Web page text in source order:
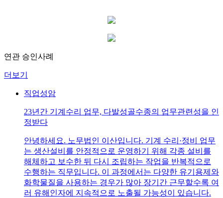
연관 승인사례
더보기
직업성암
23년간 기계수리 업무, 다발성골수종의 업무관련성을 인
정받다
안녕하세요. 노무법인 이산입니다. 기계 수리·정비 업무
는 생산설비를 안정적으로 운영하기 위해 각종 설비를
해체하고 보수한 뒤 다시 조립하는 작업을 반복적으로
수행하는 직무입니다. 이 과정에서는 다양한 유기용제와
화학물질을 사용하는 경우가 많아 장기간 근무할수록 여
러 유해인자에 지속적으로 노출될 가능성이 있습니다.